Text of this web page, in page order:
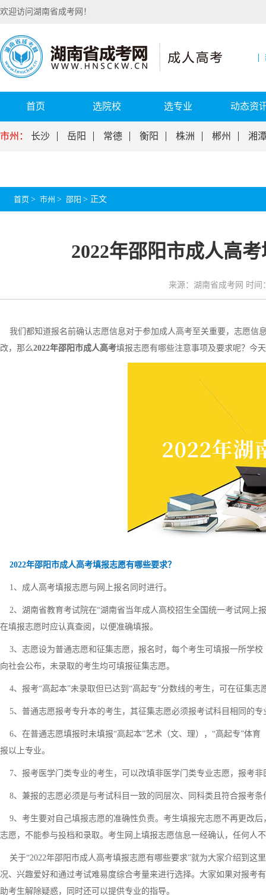
欢迎访问湖南省成考网！
首页 选院校 选专业 动态资
市州： 长沙 岳阳 常德 衡阳 株洲 郴州 湘
首页 > 市州 > 邵阳 > 正文
2022年邵阳市成人高
来源：湖南省成考网 时间
我们都知道报名前确认志愿信息对于参加成人高考至关重要，志愿信
改，那么2022年邵阳市成人高考填报志愿有哪些注意事项及要求呢？今
2022年邵阳市成人高考填报志愿有哪些要求？
1、成人高考填报志愿与网上报名同时进行。
2、湖南省教育考试院在“湖南省当年成人高校招生全国统一考试网上
在填报志愿时应认真查阅，以便准确填报。
3、志愿设为普通志愿和征集志愿，报名时，每个考生可填报一所学
向社会公布，未录取的考生均可填报征集志愿。
4、报考“高起本”未录取但已达到“高起专”分数线的考生，可在征集志
5、普通志愿报考专升本的考生，其征集志愿必须报考试科目相同的
6、在普通志愿填报时未填报“高起本”艺术（文、理），“高起专”体
报以上专业。
7、报考医学门类专业的考生，可以改填非医学门类专业志愿，报考
8、兼报的志愿必须是与考试科目一致的同层次、同科类且符合报考条
9、考生要对自己填报志愿的准确性负责。考生填报完志愿不再更改
志愿，不能参与投档和录取。考生网上填报志愿信息一经确认，任何人
关于“2022年邵阳市成人高考填报志愿有哪些要求”就为大家介绍到这
况、兴趣爱好和通过考试难易度综合考量来进行选择。大家如果对报考
助考生解除疑惑，同时还可以提供专业的指导。